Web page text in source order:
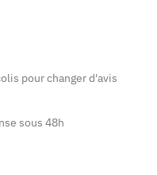
pour changer d'avis
sous 48h